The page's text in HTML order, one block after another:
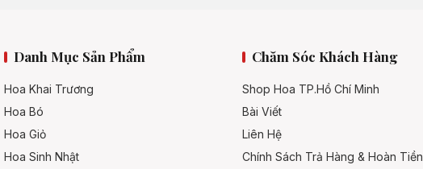
Danh Mục Sản Phẩm
Hoa Khai Trương
Hoa Bó
Hoa Giỏ
Hoa Sinh Nhật
Chăm Sóc Khách Hàng
Shop Hoa TP.Hồ Chí Minh
Bài Viết
Liên Hệ
Chính Sách Trả Hàng & Hoàn Tiền